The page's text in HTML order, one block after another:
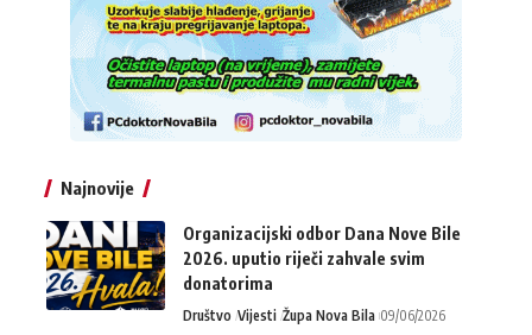
Najnovije
Organizacijski odbor Dana Nove Bile
2026. uputio riječi zahvale svim
donatorima
Društvo Vijesti Župa Nova Bila 09/06/2026